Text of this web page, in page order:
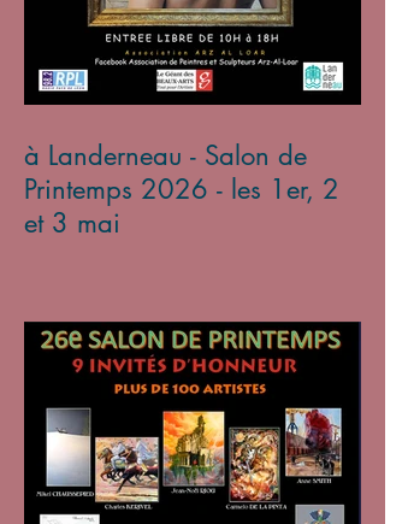
à Landerneau - Salon de
Printemps 2026 - les 1er, 2
et 3 mai